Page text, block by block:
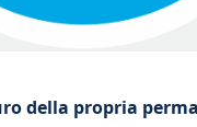
della propria